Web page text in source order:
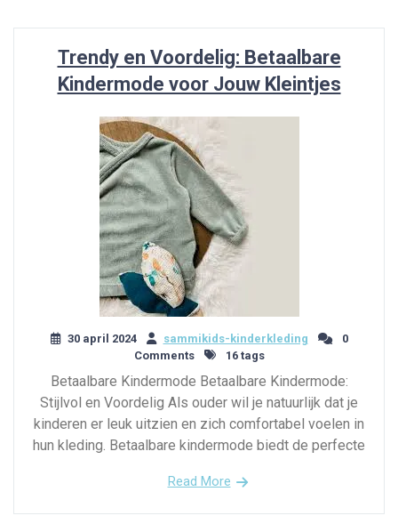
Trendy en Voordelig: Betaalbare
Kindermode voor Jouw Kleintjes
30 april 2024 sammikids-kinderkleding
0
Comments
16 tags
Betaalbare Kindermode Betaalbare Kindermode:
Stijlvol en Voordelig Als ouder wil je natuurlijk dat je
kinderen er leuk uitzien en zich comfortabel voelen in
hun kleding. Betaalbare kindermode biedt de perfecte
Read More